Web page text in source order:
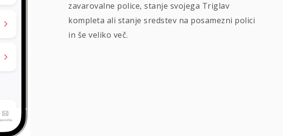
zavarovalne police, stanje svojega Triglav
kompleta ali stanje sredstev na posamezni polici
in še veliko več.